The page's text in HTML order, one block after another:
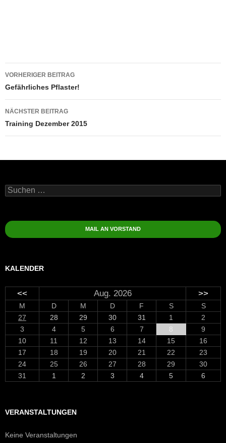
Beitragsnavigation
VORHERIGER BEITRAG
Gefährliches Pflaster!
NÄCHSTER BEITRAG
Training Dezember 2015
Suchen
nach:
MAIL AN VORSTAND
KALENDER
<< Aug. 2026 >>
M D M D F S
S
27
28 29 30 31 1
2
3
4 5 6 7 8
9
10
11 12 13 14 15
16
17
18 19 20 21 22
23
24
25 26 27 28 29
30
31
1 2 3 4 5 6
VERANSTALTUNGEN
Keine Veranstaltungen